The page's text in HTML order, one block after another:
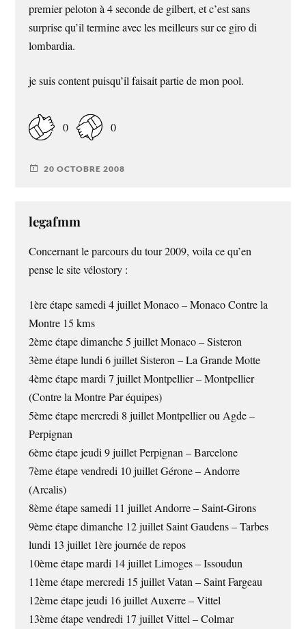
premier peloton à 4 seconde de gilbert, et c’est sans
surprise qu’il termine avec les meilleurs sur ce giro di
lombardia.
je suis content puisqu’il faisait partie de mon pool.
0 0
20 OCTOBRE 2008
legafmm
Concernant le parcours du tour 2009, voila ce qu’en
pense le site vélostory :
1ère étape samedi 4 juillet Monaco – Monaco Contre la
Montre 15 kms
2ème étape dimanche 5 juillet Monaco – Sisteron
3ème étape lundi 6 juillet Sisteron – La Grande Motte
4ème étape mardi 7 juillet Montpellier – Montpellier
(Contre la Montre Par équipes)
5ème étape mercredi 8 juillet Montpellier ou Agde –
Perpignan
6ème étape jeudi 9 juillet Perpignan – Barcelone
7ème étape vendredi 10 juillet Gérone – Andorre
(Arcalis)
8ème étape samedi 11 juillet Andorre – Saint-Girons
9ème étape dimanche 12 juillet Saint Gaudens – Tarbes
lundi 13 juillet 1ère journée de repos
10ème étape mardi 14 juillet Limoges – Issoudun
11ème étape mercredi 15 juillet Vatan – Saint Fargeau
12ème étape jeudi 16 juillet Auxerre – Vittel
13ème étape vendredi 17 juillet Vittel – Colmar